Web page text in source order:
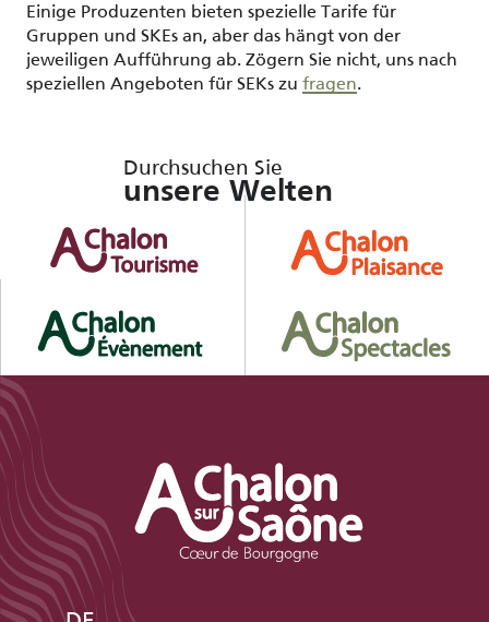
Einige Produzenten bieten spezielle Tarife für
Gruppen und SKEs an, aber das hängt von der
jeweiligen Aufführung ab. Zögern Sie nicht, uns nach
speziellen Angeboten für SEKs zu fragen.
Durchsuchen Sie
unsere Welten